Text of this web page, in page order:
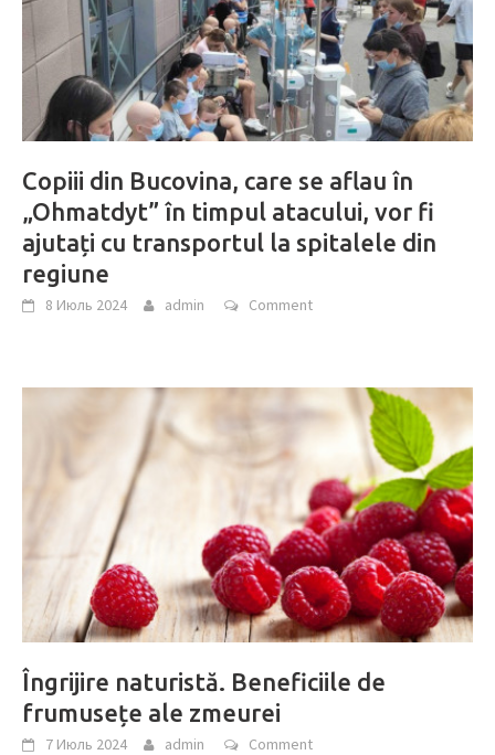
Copiii din Bucovina, care se aflau în
„Ohmatdyt” în timpul atacului, vor fi
ajutați cu transportul la spitalele din
regiune
8 Июль 2024 admin Comment
Îngrijire naturistă. Beneficiile de
frumusețe ale zmeurei
7 Июль 2024 admin Comment